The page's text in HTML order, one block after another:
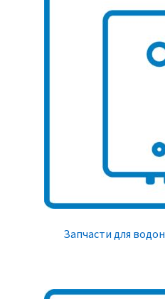
Запчасти для